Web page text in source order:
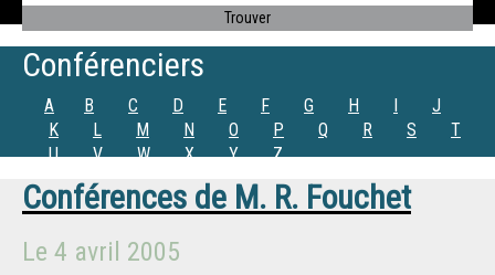
Conférenciers
A B C D E F G H I
J
K
L M N O P Q R S
T
U
V W X Y Z
Conférences de M. R. Fouchet
Le 4 avril 2005